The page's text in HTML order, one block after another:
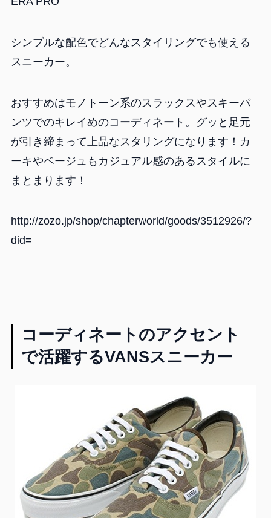
シンプルな配色でどんなスタイリングでも使える
スニーカー。
おすすめはモノトーン系のスラックスやスキーパ
ンツでのキレイめのコーディネート。グッと足元
が引き締まって上品なスタリングになります！カ
ーキやベージュもカジュアル感のあるスタイルに
まとまります！
http://zozo.jp/shop/chapterworld/goods/3512926/?
did=
コーディネートのアクセント
で活躍するVANSスニーカー